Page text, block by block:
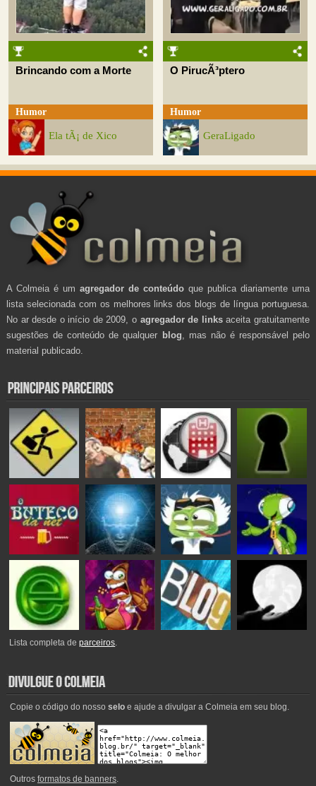
Brincando com a Morte
Humor
Ela tÃ¡ de Xico
O PirucÃ³ptero
Humor
GeraLigado
A Colmeia é um agregador de conteúdo que publica diariamente uma
lista selecionada com os melhores links dos blogs de língua portuguesa.
No ar desde o início de 2009, o agregador de linksaceita gratuitamente
sugestões de conteúdo de qualquer blog , mas não é responsável pelo
material publicado.
Lista completa deparceiros.
Copie o código do nosso seloe ajude a divulgar a Colmeia em seu blog.
Outros formatos de banners.